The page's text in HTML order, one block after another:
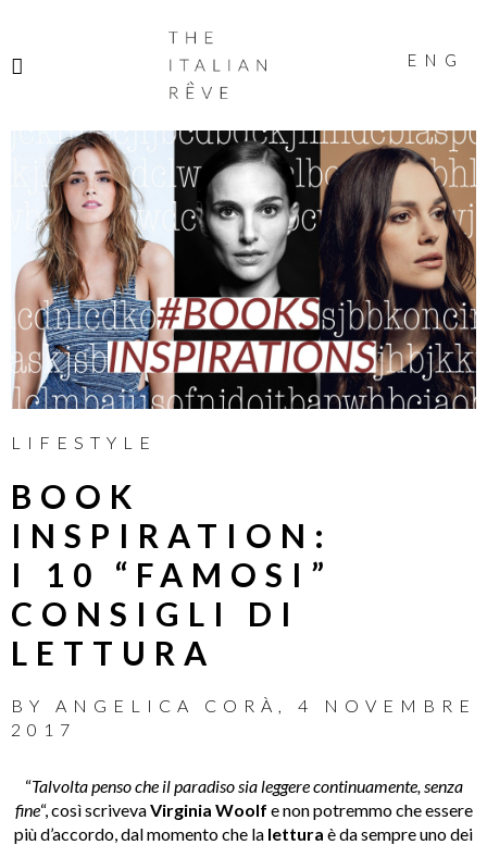
ITALIAN
RÊVE
ENG
LIFESTYLE
BOOK
INSPIRATION:
I 10 “FAMOSI”
CONSIGLI DI
LETTURA
BY ANGELICA CORÀ
4 NOVEMBRE
2017
“Talvolta penso che il paradiso sia leggere continuamente, senza
fine“, così scrivevaVirginia Woolf e non potremmo che essere
più d’accordo, dal momento che la lettura è da sempre uno dei